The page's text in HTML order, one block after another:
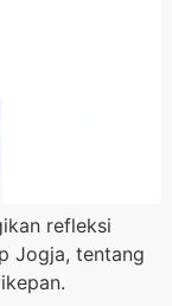
refleksi
Jogja, tentang